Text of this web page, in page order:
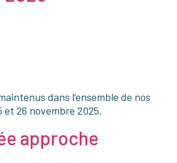
dans l’ensemble de nos
et 26 novembre 2025.
approche